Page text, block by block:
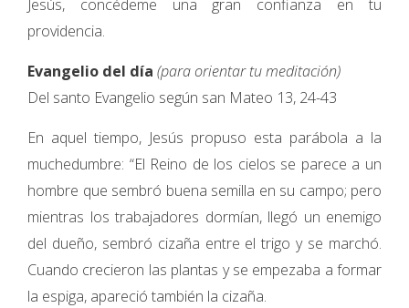
Jesús, concédeme una gran confianza en tu
providencia.
Evangelio del día (para orientar tu meditación)
Del santo Evangelio según san Mateo 13, 24-43
En aquel tiempo, Jesús propuso esta parábola a la
muchedumbre: “El Reino de los cielos se parece a un
hombre que sembró buena semilla en su campo; pero
mientras los trabajadores dormían, llegó un enemigo
del dueño, sembró cizaña entre el trigo y se marchó.
Cuando crecieron las plantas y se empezaba a formar
la espiga, apareció también la cizaña.